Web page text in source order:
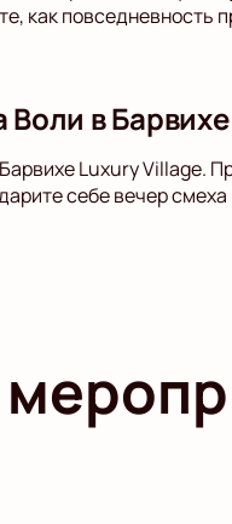
как повседневность
в
Luxury Village.
себе вечер